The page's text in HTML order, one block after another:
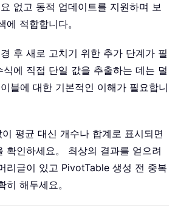
없고 동적 업데이트를 지원하며 보
적합합니다。
후 새로 고치기 위한 추가 단계가 필
식에 직접 단일 값을 추출하는 데는 덜
블에 대한 기본적인 이해가 필요합니
이 평균 대신 개수나 합계로 표시되면
확인하세요。 최상의 결과를 얻으려
리글이 있고 PivotTable 생성 전 중복
히 해두세요。